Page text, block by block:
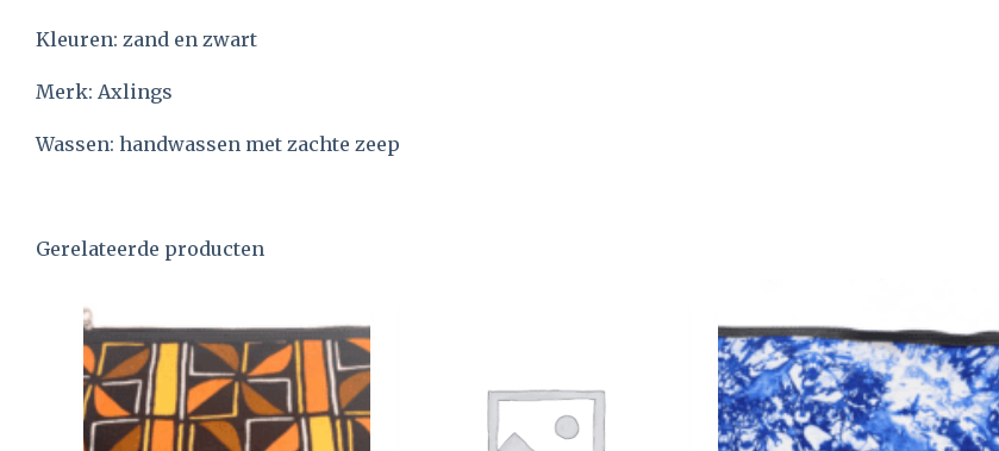
Kleuren: zand en zwart
Merk: Axlings
Wassen: handwassen met zachte zeep
Gerelateerde producten